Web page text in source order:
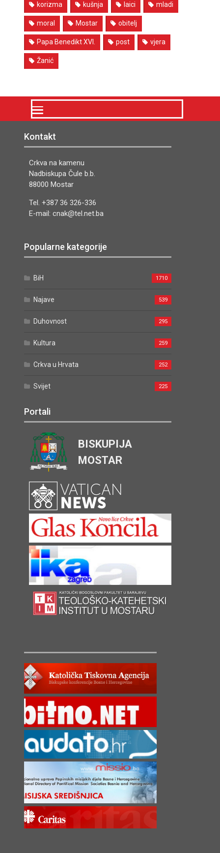
korizma kušnja laici mladi
moral Mostar obitelj
Papa Benedikt XVI. post vjera
Žanić
Kontakt
Crkva na kamenu
Nadbiskupa Čule b.b.
88000 Mostar
Tel. +387 36 326-336
E-mail: cnak@tel.net.ba
Popularne kategorije
BiH 1710
Najave 539
Duhovnost 295
Kultura 259
Crkva u Hrvata 252
Svijet 225
Portali
BISKUPIJA
MOSTAR